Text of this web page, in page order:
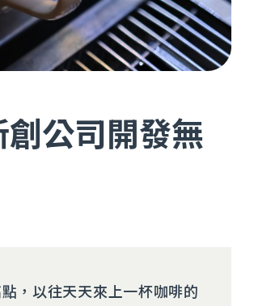
公司開發無
，以往天天來上一杯咖啡的